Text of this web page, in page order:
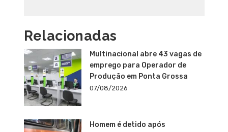
Relacionadas
Multinacional abre 43 vagas de
emprego para Operador de
Produção em Ponta Grossa
07/08/2026
Homem é detido após